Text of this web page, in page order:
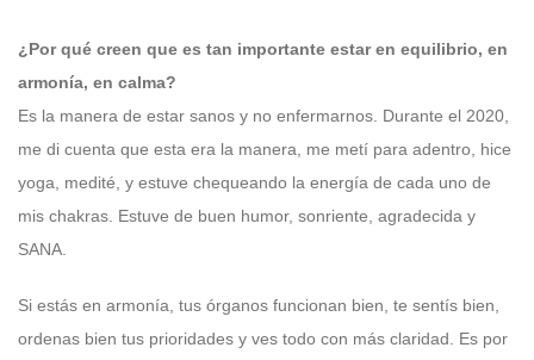
¿Por qué creen que es tan importante estar en equilibrio, en
armonía, en calma?
Es la manera de estar sanos y no enfermarnos. Durante el 2020,
me di cuenta que esta era la manera, me metí para adentro, hice
yoga, medité, y estuve chequeando la energía de cada uno de
mis chakras. Estuve de buen humor, sonriente, agradecida y
SANA.
Si estás en armonía, tus órganos funcionan bien, te sentís bien,
ordenas bien tus prioridades y ves todo con más claridad. Es por